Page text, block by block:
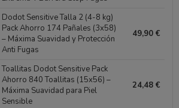
Dodot Sensitive Talla 2 (4-8 kg)
Pack Ahorro 174 Pañales (3x58)
– Máxima Suavidad y Protección
Anti Fugas
49,90 €
Toallitas Dodot Sensitive Pack
Ahorro 840 Toallitas (15x56) –
Máxima Suavidad para Piel
Sensible
24,48 €